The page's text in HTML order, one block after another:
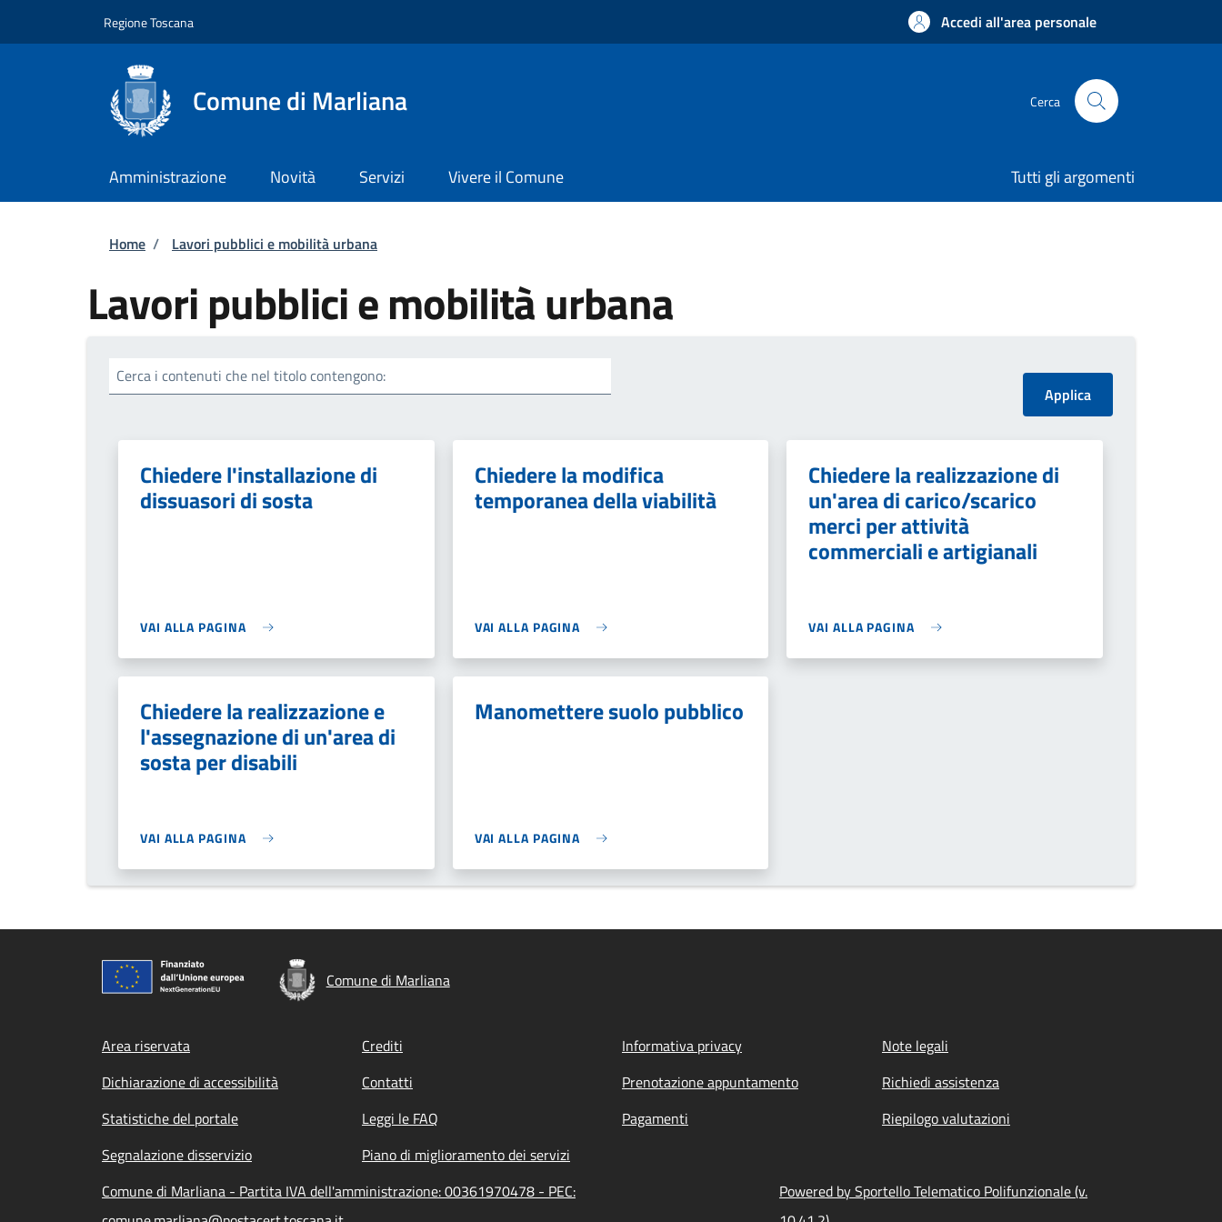
Regione Toscana Accedi all'area personale
Comune di Marliana Cerca
Amministrazione Novità Servizi Vivere il Comune Tutti gli argomenti
Briciole di pane
Home / Lavori pubblici e mobilità urbana
Lavori pubblici e mobilità urbana
Cerca i contenuti che nel titolo contengono:
Chiedere l'installazione di
dissuasori di sosta
VAI ALLA PAGINA
Chiedere la modifica
temporanea della viabilità
VAI ALLA PAGINA
Chiedere la realizzazione di
un'area di carico/scarico
merci per attività
commerciali e artigianali
VAI ALLA PAGINA
Chiedere la realizzazione e
l'assegnazione di un'area di
sosta per disabili
VAI ALLA PAGINA
Manomettere suolo pubblico
VAI ALLA PAGINA
Comune di Marliana
Footer menu
Area riservata Crediti Informativa privacy
Note legali
Dichiarazione di accessibilità
Contatti Prenotazione appuntamento
Richiedi assistenza
Statistiche del portale
Leggi le FAQ Pagamenti
Riepilogo valutazioni
Segnalazione disservizio
Piano di miglioramento dei servizi
Comune di Marliana - Partita IVA dell'amministrazione: 00361970478 - PEC:
Powered by Sportello Telematico Polifunzionale (v.